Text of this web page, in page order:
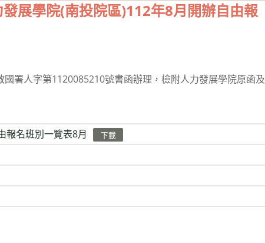
展學院(南投院區)112年8月開辦自由報
署人字第1120085210號書函辦理，檢附人力發展學院原函及
報名班別一覽表8月 下載